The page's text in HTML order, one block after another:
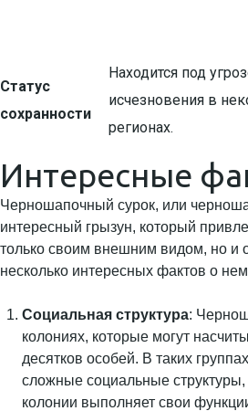
Статус
сохранности
Находится под
исчезновения в
регионах.
Интересные
Черношапочный сурок, или
интересный грызун, который
только своим внешним видом, но и
несколько интересных фактов о
Социальная структура:
колониях, которые могут
десятков особей. В таких
сложные социальные
колонии выполняет свои